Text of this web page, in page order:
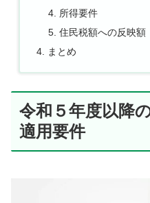
所得要件
住民税額への反映額
まとめ
令和５年度以降
適用要件